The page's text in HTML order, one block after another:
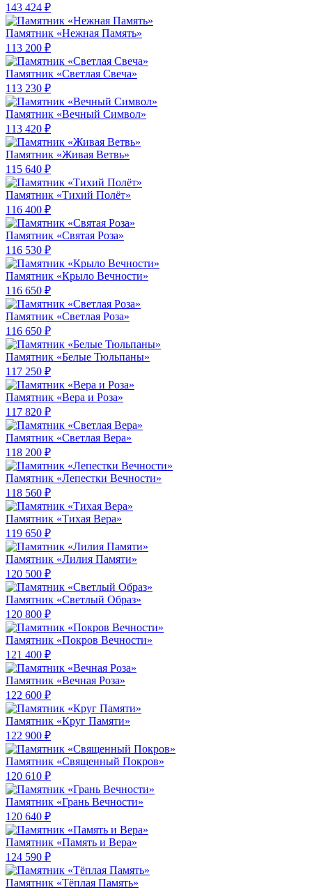
143 424 ₽
Памятник «Нежная Память»
113 200 ₽
Памятник «Светлая Свеча»
113 230 ₽
Памятник «Вечный Символ»
113 420 ₽
Памятник «Живая Ветвь»
115 640 ₽
Памятник «Тихий Полёт»
116 400 ₽
Памятник «Святая Роза»
116 530 ₽
Памятник «Крыло Вечности»
116 650 ₽
Памятник «Светлая Роза»
116 650 ₽
Памятник «Белые Тюльпаны»
117 250 ₽
Памятник «Вера и Роза»
117 820 ₽
Памятник «Светлая Вера»
118 200 ₽
Памятник «Лепестки Вечности»
118 560 ₽
Памятник «Тихая Вера»
119 650 ₽
Памятник «Лилия Памяти»
120 500 ₽
Памятник «Светлый Образ»
120 800 ₽
Памятник «Покров Вечности»
121 400 ₽
Памятник «Вечная Роза»
122 600 ₽
Памятник «Круг Памяти»
122 900 ₽
Памятник «Священный Покров»
120 610 ₽
Памятник «Грань Вечности»
120 640 ₽
Памятник «Память и Вера»
124 590 ₽
Памятник «Тёплая Память»